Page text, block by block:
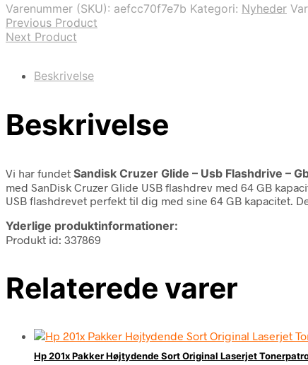
Varenummer (SKU): aefcc70f7e7b Kategori: Nyheder
Previous Product
Next Product
Beskrivelse
Beskrivelse
Vi har fundet Sandisk Cruzer Glide – Usb Flashdrive –
med SanDisk Cruzer Glide USB flashdrev med 64 GB
USB flashdrevet perfekt til dig med sine 64 GB kapacitet.
Yderlige produktinformationer:
Produkt id: 337869
Relaterede varer
Hp 201x Pakker Højtydende Sort Original Laserjet